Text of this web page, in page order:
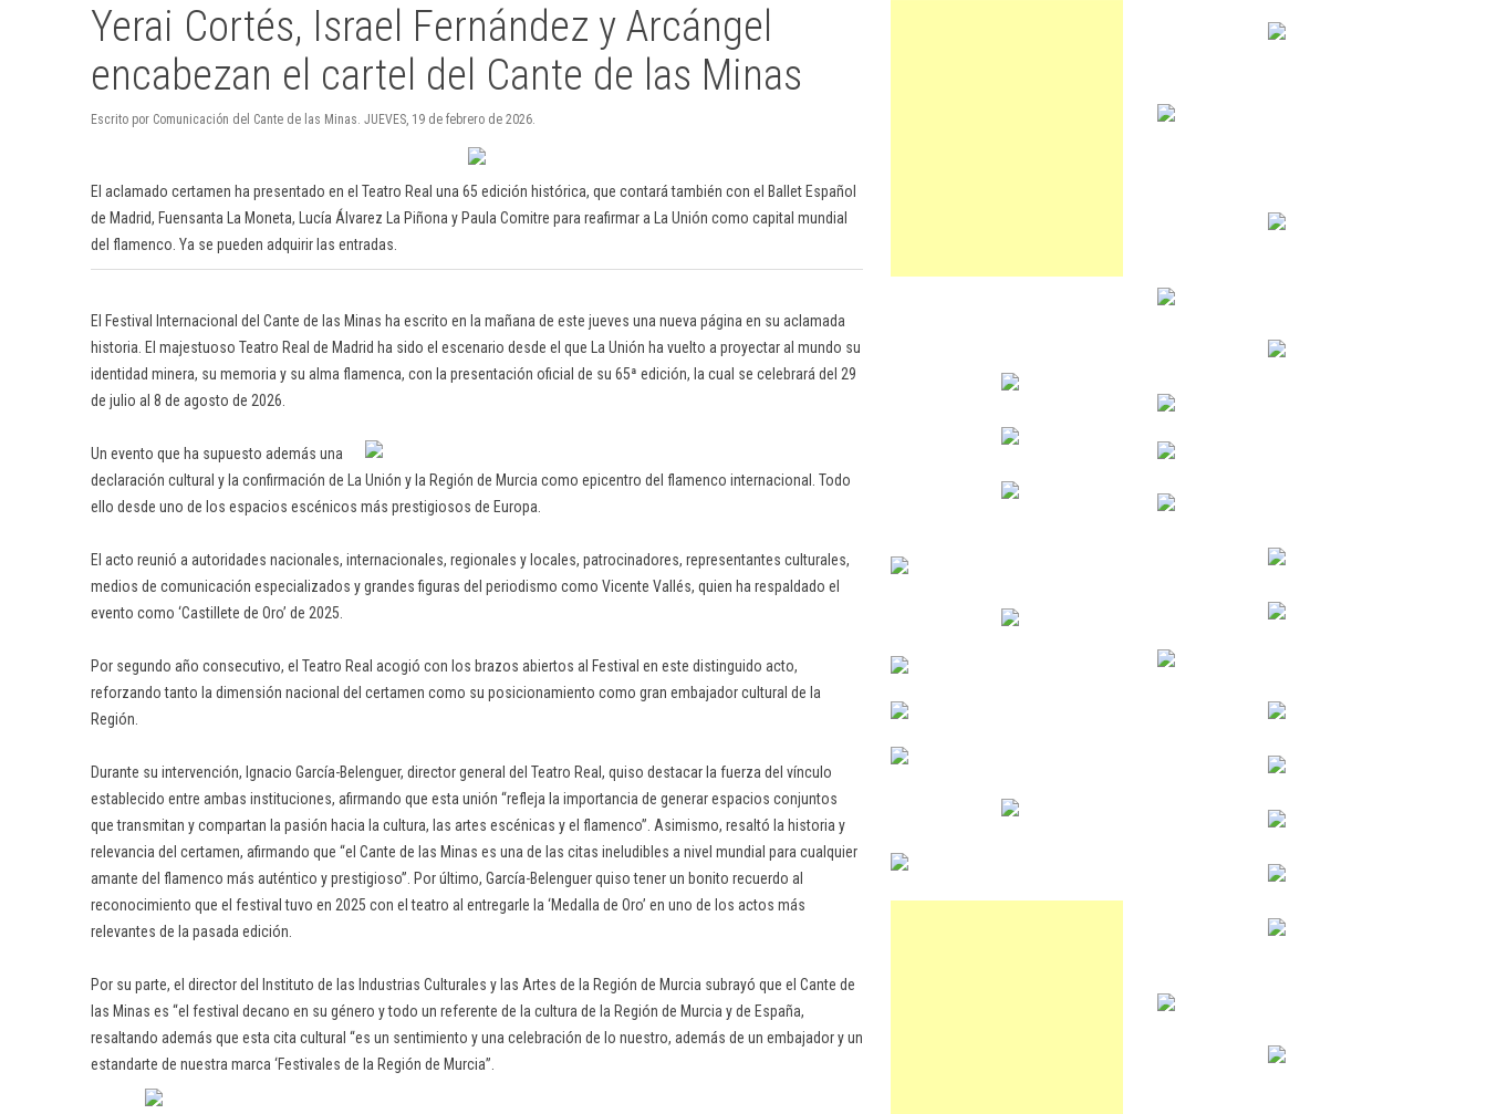
Yerai Cortés, Israel Fernández y Arcángel
encabezan el cartel del Cante de las Minas
Escrito por Comunicación del Cante de las Minas. JUEVES, 19 de febrero de 2026.
El aclamado certamen ha presentado en el Teatro Real una 65 edición histórica, que contará también con el Ballet Español
de Madrid, Fuensanta La Moneta, Lucía Álvarez La Piñona y Paula Comitre para reafirmar a La Unión como capital mundial
del flamenco. Ya se pueden adquirir las entradas.
El Festival Internacional del Cante de las Minas ha escrito en la mañana de este jueves una nueva página en su aclamada
historia. El majestuoso Teatro Real de Madrid ha sido el escenario desde el que La Unión ha vuelto a proyectar al mundo su
identidad minera, su memoria y su alma flamenca, con la presentación oficial de su 65ª edición, la cual se celebrará del 29
de julio al 8 de agosto de 2026.
Un evento que ha supuesto además una
declaración cultural y la confirmación de La Unión y la Región de Murcia como epicentro del flamenco internacional. Todo
ello desde uno de los espacios escénicos más prestigiosos de Europa.
El acto reunió a autoridades nacionales, internacionales, regionales y locales, patrocinadores, representantes culturales,
medios de comunicación especializados y grandes figuras del periodismo como Vicente Vallés, quien ha respaldado el
evento como ‘Castillete de Oro’ de 2025.
Por segundo año consecutivo, el Teatro Real acogió con los brazos abiertos al Festival en este distinguido acto,
reforzando tanto la dimensión nacional del certamen como su posicionamiento como gran embajador cultural de la
Región.
Durante su intervención, Ignacio García-Belenguer, director general del Teatro Real, quiso destacar la fuerza del vínculo
establecido entre ambas instituciones, afirmando que esta unión “refleja la importancia de generar espacios conjuntos
que transmitan y compartan la pasión hacia la cultura, las artes escénicas y el flamenco”. Asimismo, resaltó la historia y
relevancia del certamen, afirmando que “el Cante de las Minas es una de las citas ineludibles a nivel mundial para cualquier
amante del flamenco más auténtico y prestigioso”. Por último, García-Belenguer quiso tener un bonito recuerdo al
reconocimiento que el festival tuvo en 2025 con el teatro al entregarle la ‘Medalla de Oro’ en uno de los actos más
relevantes de la pasada edición.
Por su parte, el director del Instituto de las Industrias Culturales y las Artes de la Región de Murcia subrayó que el Cante de
las Minas es “el festival decano en su género y todo un referente de la cultura de la Región de Murcia y de España,
resaltando además que esta cita cultural “es un sentimiento y una celebración de lo nuestro, además de un embajador y un
estandarte de nuestra marca ‘Festivales de la Región de Murcia”.